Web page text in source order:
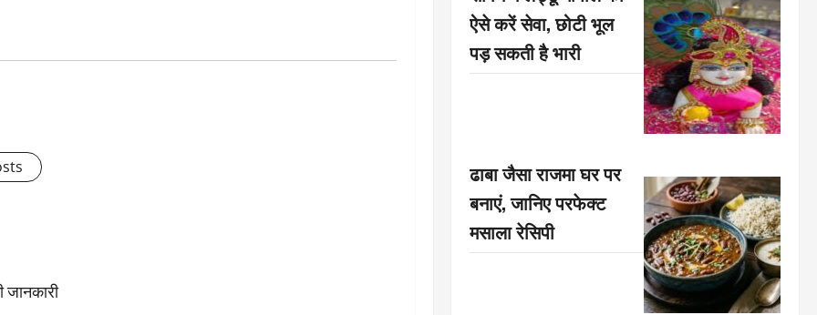
ऐसे करें सेवा, छोटी भूल
पड़ सकती है भारी
ढाबा जैसा राजमा घर पर
बनाएं, जानिए परफेक्ट
मसाला रेसिपी